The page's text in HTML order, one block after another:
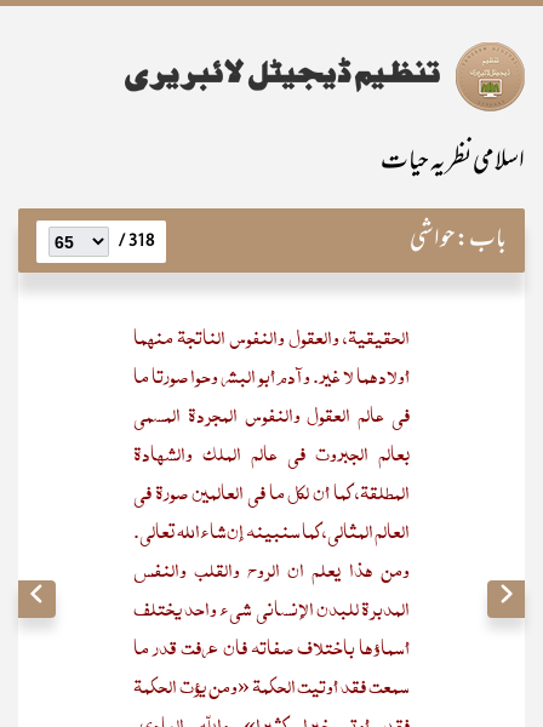
اسلامی نظریہ حیات
باب:حواشی 318 /
الحقيقية، والعقول والنفوس الناتجة منهما
أولادهما لا غير. وآدم أبو البشر وحوا صورتا ما
فى عالم العقول والنفوس المجردة المسمى
بعالم الجبروت فى عالم الملك والشهادة
المطلقة، كما أن لكل ما فى العالمين صورة فى
العالم المثالى، كما سنبينه إن‌شاءالله تعالى.
ومن هذا يعلم ان الروح والقلب والنفس
المدبرة للبدن الإنسانى شىء واحد يختلف
أسماؤها باختلاف صفاته فان عرفت قدر ما
سمعت فقد أوتيت الحكمة «ومن يؤت الحكمة